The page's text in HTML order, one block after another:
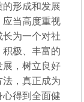
形成和发展
应当高度重视
为一个对社
极、丰富的
展，树立良好
，真正成为
得到全面健